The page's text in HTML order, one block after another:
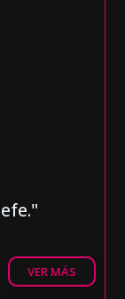
VER MÁS